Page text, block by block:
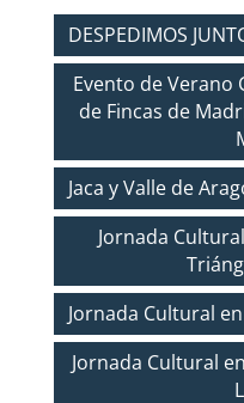
DESPEDIMOS
Evento de Verano
de Fincas de
Jaca y Valle de
Jornada
Jornada Cultural
Jornada Cultural